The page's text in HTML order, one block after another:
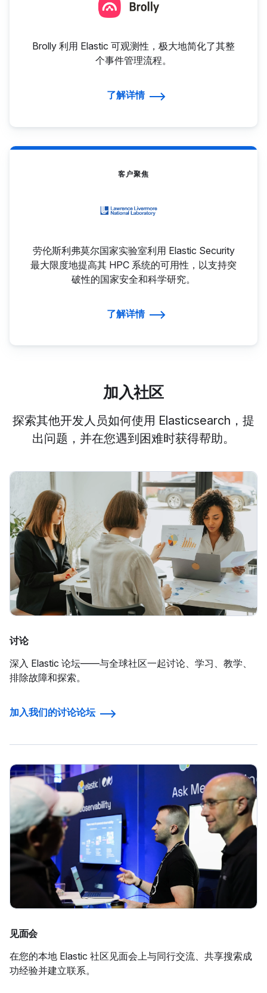
Brolly 利用 Elastic 可观测性，极大地简化了其整
个事件管理流程。
了解详情
客户聚焦
劳伦斯利弗莫尔国家实验室利用 Elastic Security
最大限度地提高其 HPC 系统的可用性，以支持突
破性的国家安全和科学研究。
了解详情
加入社区
探索其他开发人员如何使用 Elasticsearch，提
出问题，并在您遇到困难时获得帮助。
讨论
深入 Elastic 论坛——与全球社区一起讨论、学习、教学、
排除故障和探索。
加入我们的讨论论坛
见面会
在您的本地 Elastic 社区见面会上与同行交流、共享搜索成
功经验并建立联系。